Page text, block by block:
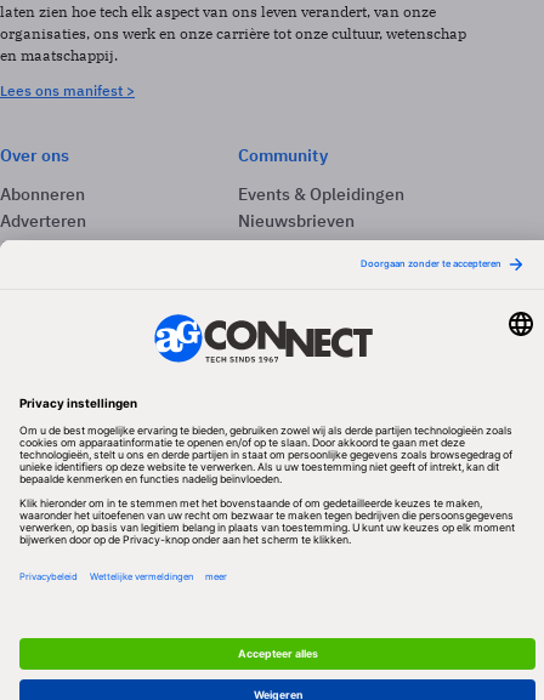
laten zien hoe tech elk aspect van ons leven verandert, van onze
organisaties, ons werk en onze carrière tot onze cultuur, wetenschap
en maatschappij.
Lees ons manifest >
Over ons
Abonneren
Adverteren
Contact
Community
Events & Opleidingen
Nieuwsbrieven
Vacatures
Redactionele partner